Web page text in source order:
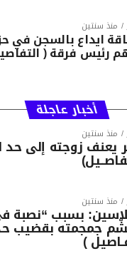
منذ سنتين
رئيس فرقة (
أخبار عاجلة
منذ سنتين
يعنف زوجته إلى
منذ سنتين
بسبب
جمجمته بقضيب
)